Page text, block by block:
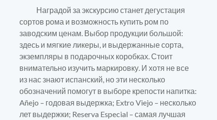
Наградой за экскурсию станет дегустация
сортов рома и возможность купить ром по
заводским ценам. Выбор продукции большой:
здесь и мягкие ликеры, и выдержанные сорта,
экземпляры в подарочных коробках. Стоит
внимательно изучить маркировку. И хотя не все
из нас знают испанский, но эти несколько
обозначений помогут в выборе крепости напитка:
Añejo – годовая выдержка; Extro Viejo – несколько
лет выдержки; Reserva Especial – самая лучшая